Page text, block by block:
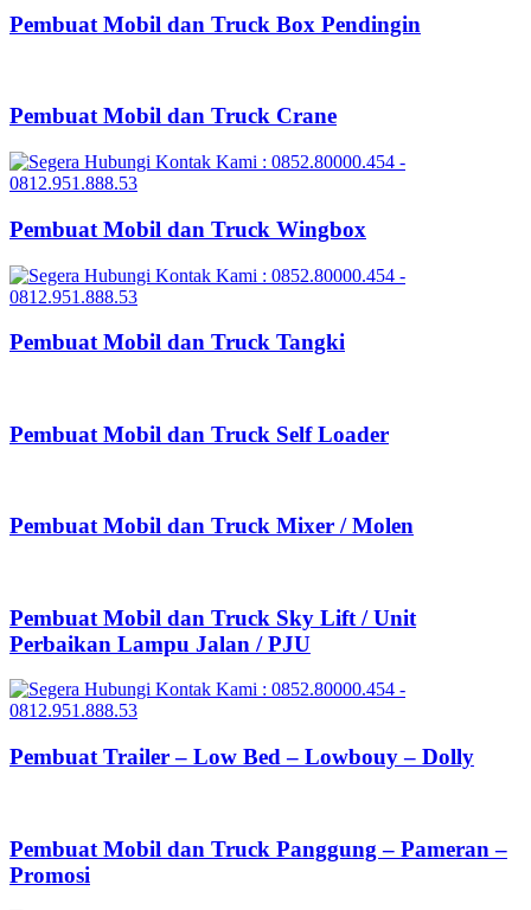
Pembuat Mobil dan Truck Box Pendingin
Pembuat Mobil dan Truck Crane
Pembuat Mobil dan Truck Wingbox
Pembuat Mobil dan Truck Tangki
Pembuat Mobil dan Truck Self Loader
Pembuat Mobil dan Truck Mixer / Molen
Pembuat Mobil dan Truck Sky Lift / Unit
Perbaikan Lampu Jalan / PJU
Pembuat Trailer – Low Bed – Lowbouy – Dolly
Pembuat Mobil dan Truck Panggung – Pameran –
Promosi